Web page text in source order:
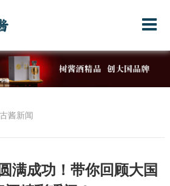
酱新闻
满成功！带你回顾大国